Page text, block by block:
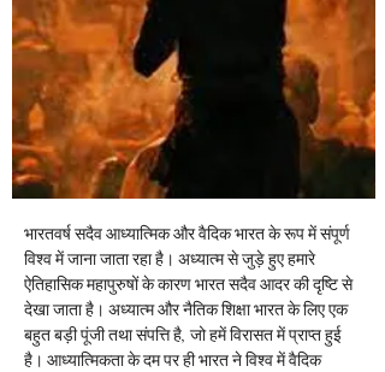
भारतवर्ष सदैव आध्यात्मिक और वैदिक भारत के रूप में संपूर्ण
विश्व में जाना जाता रहा है। अध्यात्म से जुड़े हुए हमारे
ऐतिहासिक महापुरुषों के कारण भारत सदैव आदर की दृष्टि से
देखा जाता है। अध्यात्म और नैतिक शिक्षा भारत के लिए एक
बहुत बड़ी पूंजी तथा संपत्ति है, जो हमें विरासत में प्राप्त हुई
है। आध्यात्मिकता के दम पर ही भारत ने विश्व में वैदिक